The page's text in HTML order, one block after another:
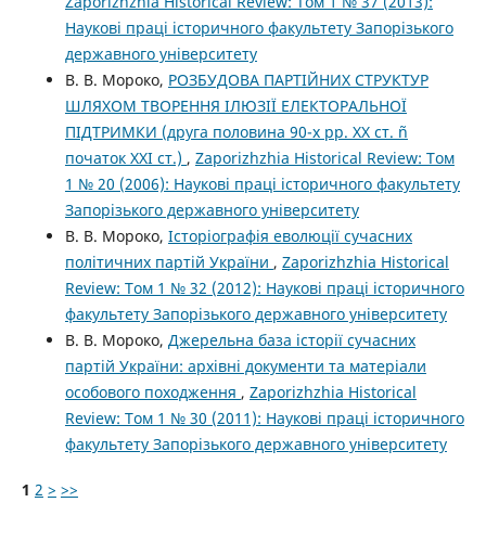
Наукові праці історичного факультету Запорізького
державного університету
В. В. Мороко, РОЗБУДОВА ПАРТІЙНИХ СТРУКТУР
ШЛЯХОМ ТВОРЕННЯ ІЛЮЗІЇ ЕЛЕКТОРАЛЬНОЇ
ПІДТРИМКИ (друга половина 90-х рр. ХХ ст. ñ
початок ХХІ ст.) , Zaporizhzhia Historical Review: Том
1 № 20 (2006): Наукові праці історичного факультету
Запорізького державного університету
В. В. Мороко, Історіографія еволюції сучасних
політичних партій України , Zaporizhzhia Historical
Review: Том 1 № 32 (2012): Наукові праці історичного
факультету Запорізького державного університету
В. В. Мороко, Джерельна база історії сучасних
партій України: архівні документи та матеріали
особового походження , Zaporizhzhia Historical
Review: Том 1 № 30 (2011): Наукові праці історичного
факультету Запорізького державного університету
1 2 > >>